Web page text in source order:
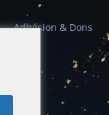
Adhésion & Dons